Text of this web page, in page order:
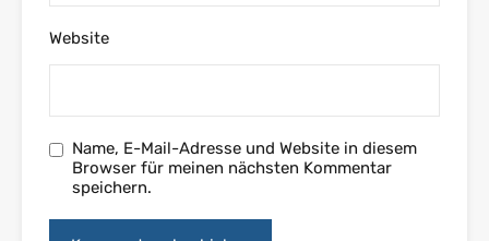
Website
Name, E-Mail-Adresse und Website in diesem
Browser für meinen nächsten Kommentar
speichern.